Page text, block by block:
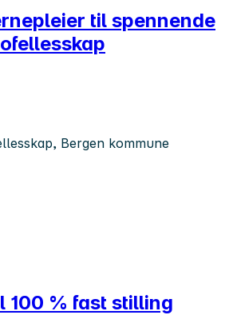
til spennende
Bergen kommune
100 % fast stilling